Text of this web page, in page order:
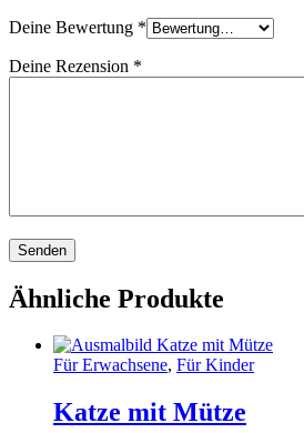
Deine Bewertung *
Deine Rezension *
Ähnliche Produkte
Für Erwachsene, Für Kinder
Katze mit Mütze